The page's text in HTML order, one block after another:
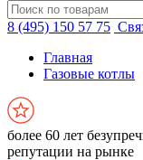
8 (495) 150 57 75
Главная
Газовые котлы
более 60 лет
репутации на рынке